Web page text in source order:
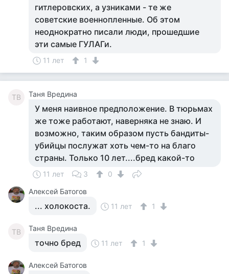
гитлеровских, а узниками - те же
советские военнопленные. Об этом
неоднократно писали люди, прошедшие
эти самые ГУЛАГи.
11 лет 1
ТВ Таня Вредина
У меня наивное предположение. В тюрьмах
же тоже работают, наверняка не знаю. И
возможно, таким образом пусть бандиты-
убийцы послужат хоть чем-то на благо
страны. Только 10 лет....бред какой-то
11 лет 3
0
Алексей Батогов
... холокоста. 11 лет 1
ТВ Таня Вредина
точно бред 11 лет 1
Алексей Батогов